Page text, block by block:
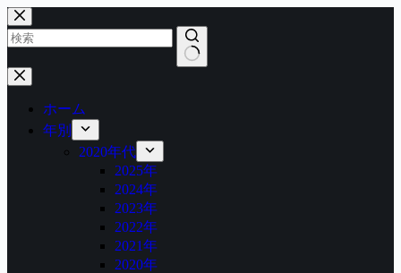
コ
ン
テ
ン
ツ
結
ホーム
年別
2020年代
2025年
2024年
2023年
2022年
2021年
2020年